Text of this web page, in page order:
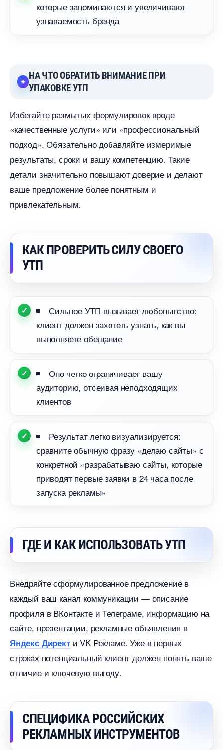
которые запоминаются и увеличивают
узнаваемость бренда
НА ЧТО ОБРАТИТЬ ВНИМАНИЕ ПРИ
УПАКОВКЕ УТП
Избегайте размытых формулировок вроде
«качественные услуги» или «профессиональный
подход». Обязательно добавляйте измеримые
результаты, сроки и вашу компетенцию. Такие
детали значительно повышают доверие и делают
аше предложение более понятным и
привлекательным.
КАК ПРОВЕРИТЬ СИЛУ СВОЕГО
УТП
Сильное УТП вызывает любопытство:
клиент должен захотеть узнать, как вы
ыполняете обещание
Оно четко ограничивает вашу
аудиторию, отсеивая неподходящих
клиенто
Результат легко визуализируется:
сравните обычную фразу «делаю сайты» с
конкретной «разрабатываю сайты, которые
приводят первые заявки в 24 часа после
запуска рекламы»
ГДЕ И КАК ИСПОЛЬЗОВАТЬ УТП
недряйте сформулированное предложение
каждый ваш канал коммуникации — описание
профиля в ВКонтакте и Телеграме, информацию на
сайте, презентации, рекламные объявления
Яндекс Директи VK Рекламе. Уже в первых
строках потенциальный клиент должен понять ваше
отличие и ключевую выгоду.
СПЕЦИФИКА РОССИЙСКИХ
РЕКЛАМНЫХ ИНСТРУМЕНТО